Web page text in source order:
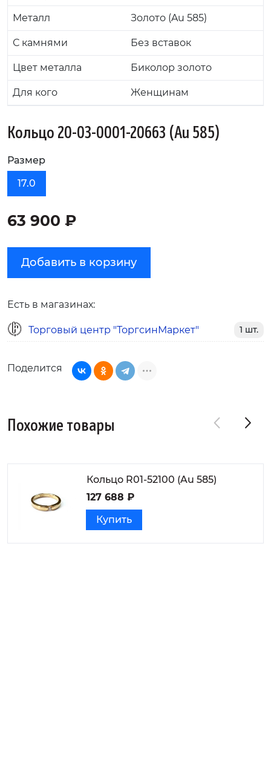
Металл Золото (Au 585)
С камнями Без вставок
Цвет металла Биколор золото
Для кого Женщинам
Кольцо 20-03-0001-20663 (Au 585)
Размер
17.0
63 900 ₽
Добавить в корзину
Есть в магазинах:
Торговый центр "ТоргсинМаркет" 1 шт.
Поделится
Похожие товары
Кольцо R01-52100 (Au 585)
127 688 ₽
Купить